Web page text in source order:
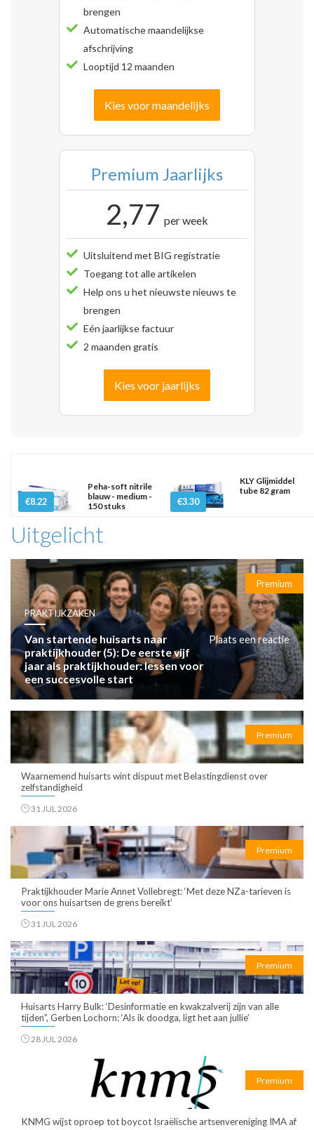
brengen
Automatische maandelijkse
afschrijving
Looptijd 12 maanden
Kies voor maandelijks
Premium Jaarlijks
2,77 per week
Uitsluitend met BIG registratie
Toegang tot alle artikelen
Help ons u het nieuwste nieuws te
brengen
Eén jaarlijkse factuur
2 maanden gratis
Kies voor jaarlijks
€8.22
Peha-soft nitrile
blauw - medium -
150 stuks
€3.30
KLY Glijmiddel
tube 82 gram
Uitgelicht
Premium
PRAKTIJKZAKEN
Van startende huisarts naar
praktijkhouder (5): De eerste vijf
jaar als praktijkhouder: lessen voor
een succesvolle start
Plaats een reactie
Premium
Waarnemend huisarts wint dispuut met Belastingdienst over
zelfstandigheid
31 JUL 2026
Premium
Praktijkhouder Marie Annet Vollebregt: ‘Met deze NZa-tarieven is
voor ons huisartsen de grens bereikt’
31 JUL 2026
Premium
Huisarts Harry Bulk: ‘Desinformatie en kwakzalverij zijn van alle
tijden”, Gerben Lochorn: ‘Als ik doodga, ligt het aan jullie’
28 JUL 2026
Premium
KNMG wijst oproep tot boycot Israëlische artsenvereniging IMA af